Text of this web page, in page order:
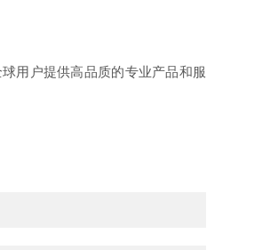
用户提供高品质的专业产品和服